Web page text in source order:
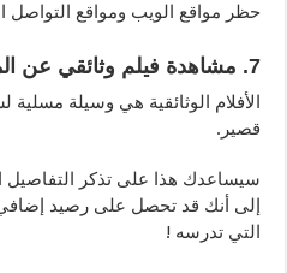
حظر مواقع الويب ومواقع التواصل
7. مشاهدة فيلم وثائقي عن المعلومات التي تدرسها
الأفلام الوثائقية هي وسيلة
قصير.
سيساعدك هذا على تذكر التفاصيل
إلى أنك قد تحصل على رصيد
التي تدرسه !